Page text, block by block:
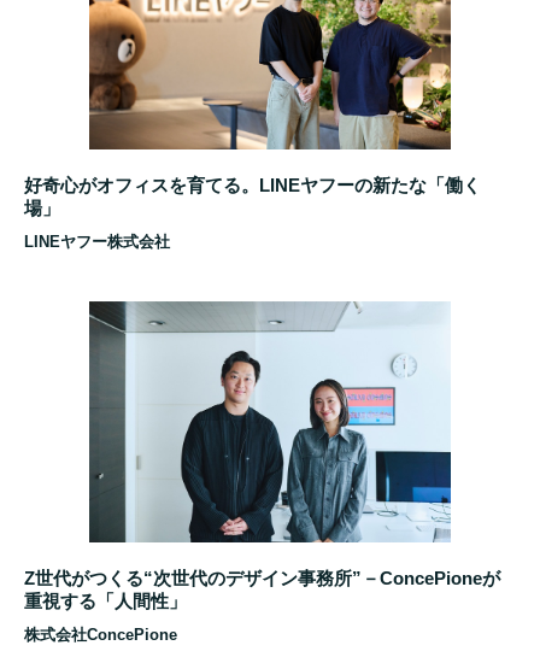
好奇心がオフィスを育てる。LINEヤフーの新たな「働く
場」
LINEヤフー株式会社
Z世代がつくる“次世代のデザイン事務所”－ConcePioneが
重視する「人間性」
株式会社ConcePione